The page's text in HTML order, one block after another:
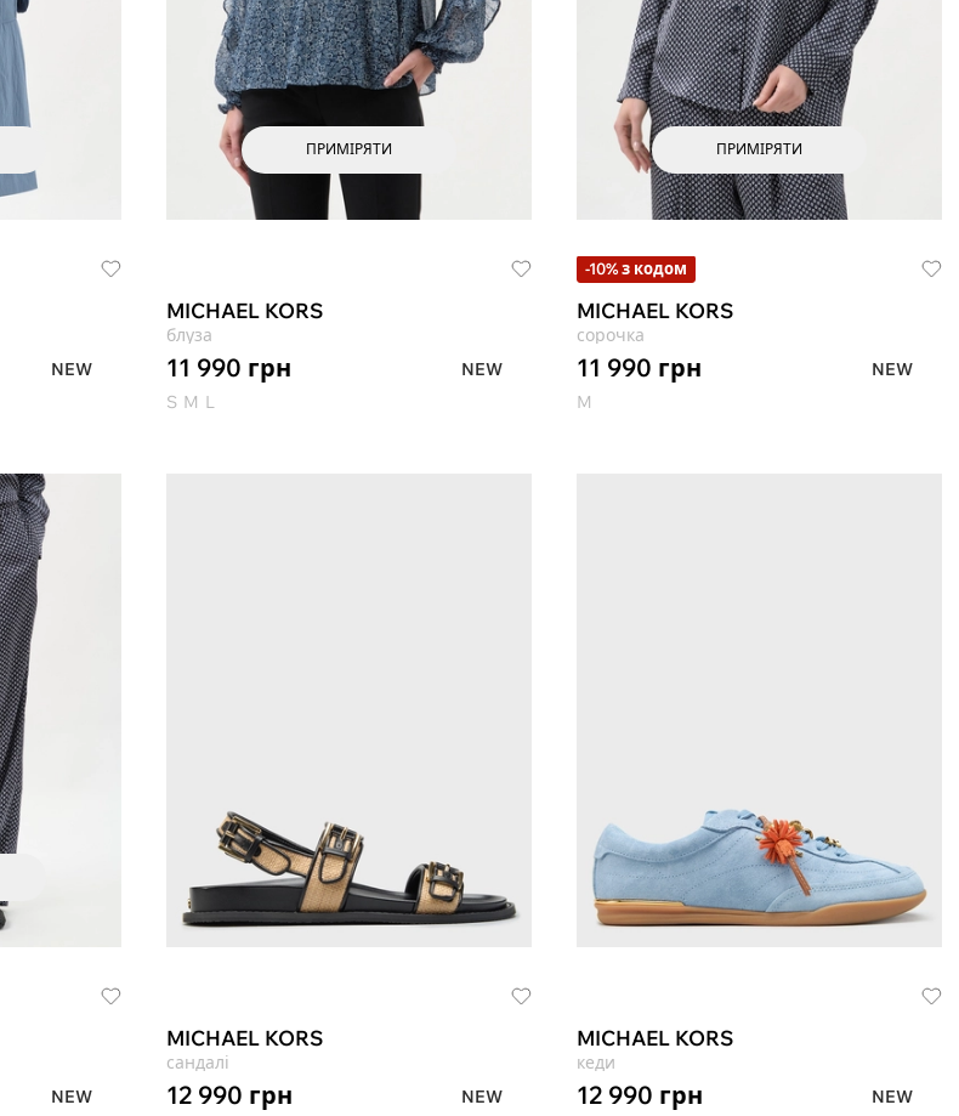
NEW
ПРИМІРЯТИ
MICHAEL KORS
блуза
11 990 грн
NEW
S M L
ПРИМІРЯТИ
-10% з кодом
MICHAEL KORS
сорочка
11 990 грн
NEW
M
NEW
MICHAEL KORS
сандалі
12 990 грн
NEW
MICHAEL KORS
кеди
12 990 грн
NEW